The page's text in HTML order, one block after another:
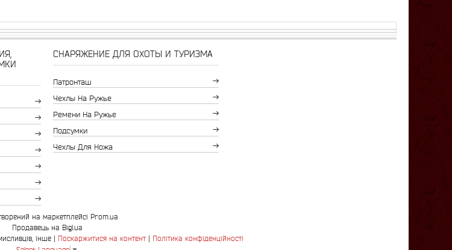
СНАРЯЖЕНИЕ ДЛЯ ОХОТЫ И ТУРИЗМА
Патронташ
Чехлы На Ружье
Ремени На Ружье
Подсумки
Чехлы Для Ножа
на маркетплейсі Prom.ua
Продавець на Bigl.ua
Поскаржитися на контент
Політика конфіденційності